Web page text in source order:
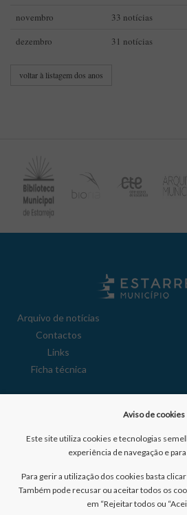
novembro
33 notícias
dezembro
31 notícias
voltar à listagem dos anos
Arquivo de notícias
Contactos
Links
Ficha técnica
Aviso de cookies
Este site utiliza cookies e tecnologias
experiência de navegação e
Para gerir a utilização dos cookies basta
Também pode recusar ou aceitar todos os
em “Rejeitar todos ou